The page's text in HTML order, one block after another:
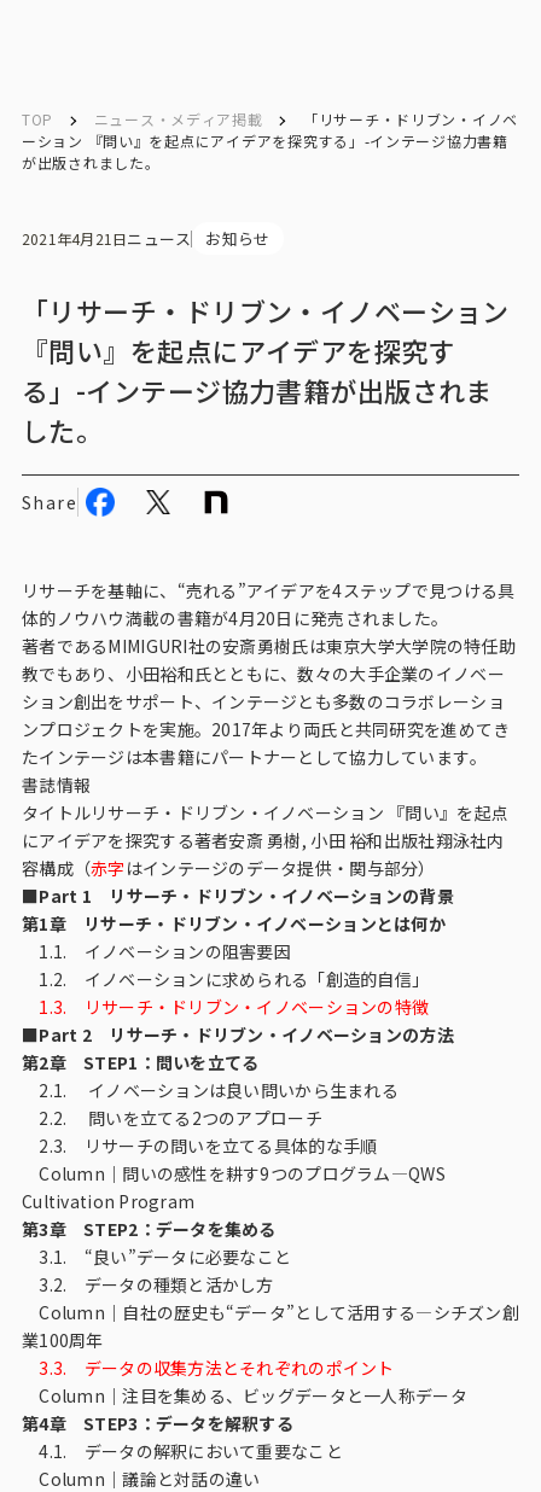
インテージの強み
会社情報
会社概要・所在地
社長メッセージ
役員紹介
沿革
多様性・ダイバーシティへの取り組み
ニュース・メディア掲載
ソリューション／サービス
アンケートモニター
採用情報
TOP ニュース・メディア掲載
「リサーチ・ドリブン・イノベ
ーション 『問い』を起点にアイデアを探究する」-インテージ協力書籍
が出版されました。
2021年4月21日ニュース お知らせ
「リサーチ・ドリブン・イノベーション
『問い』を起点にアイデアを探究す
る」-インテージ協力書籍が出版されま
した。
Share
リサーチを基軸に、“売れる”アイデアを4ステップで見つける具
体的ノウハウ満載の書籍が4月20日に発売されました。
著者であるMIMIGURI社の安斎勇樹氏は東京大学大学院の特任助
教でもあり、小田裕和氏とともに、数々の大手企業のイノベー
ション創出をサポート、インテージとも多数のコラボレーショ
ンプロジェクトを実施。2017年より両氏と共同研究を進めてき
たインテージは本書籍にパートナーとして協力しています。
書誌情報
タイトルリサーチ・ドリブン・イノベーション 『問い』を起点
にアイデアを探究する著者安斎 勇樹, 小田 裕和出版社翔泳社内
容構成（赤字 はインテージのデータ提供・関与部分）
■Part 1 リサーチ・ドリブン・イノベーションの背景
第1章 リサーチ・ドリブン・イノベーションとは何か
1.1. イノベーションの阻害要因
1.2. イノベーションに求められる「創造的自信」
1.3. リサーチ・ドリブン・イノベーションの特徴
■Part 2 リサーチ・ドリブン・イノベーションの方法
第2章 STEP1：問いを立てる
2.1. イノベーションは良い問いから生まれる
2.2. 問いを立てる2つのアプローチ
2.3. リサーチの問いを立てる具体的な手順
Column｜問いの感性を耕す9つのプログラム―QWS
Cultivation Program
第3章 STEP2：データを集める
3.1. “良い”データに必要なこと
3.2. データの種類と活かし方
Column｜自社の歴史も“データ”として活用する―シチズン創
業100周年
3.3. データの収集方法とそれぞれのポイント
Column｜注目を集める、ビッグデータと一人称データ
第4章 STEP3：データを解釈する
4.1. データの解釈において重要なこと
Column｜議論と対話の違い